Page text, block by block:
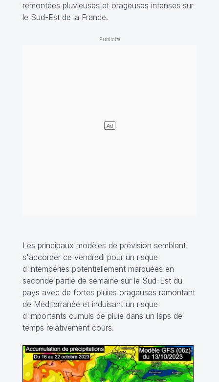
remontées pluvieuses et orageuses intenses sur
le Sud-Est de la France.
Les principaux modèles de prévision semblent
s'accorder ce vendredi pour un risque
d'intempéries potentiellement marquées en
seconde partie de semaine sur le Sud-Est du
pays avec de fortes pluies orageuses remontant
de Méditerranée et induisant un risque
d'importants cumuls de pluie dans un laps de
temps relativement cours.